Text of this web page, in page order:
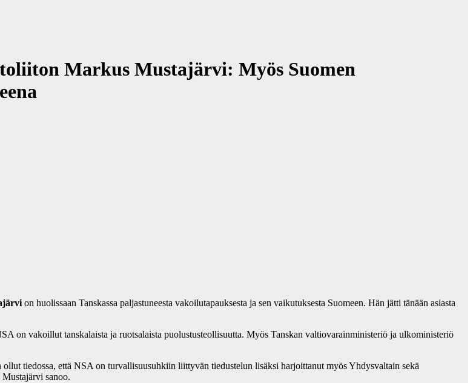
Markus Mustajärvi: Myös Suomen
on huolissaan Tanskassa paljastuneesta vakoilutapauksesta ja sen vaikutuksesta Suomeen. Hän jätti tänään asiasta
on vakoillut tanskalaista ja ruotsalaista puolustusteollisuutta. Myös Tanskan valtiovarainministeriö ja ulkoministeriö
tiedossa, että NSA on turvallisuusuhkiin liittyvän tiedustelun lisäksi harjoittanut myös Yhdysvaltain sekä
sanoo.